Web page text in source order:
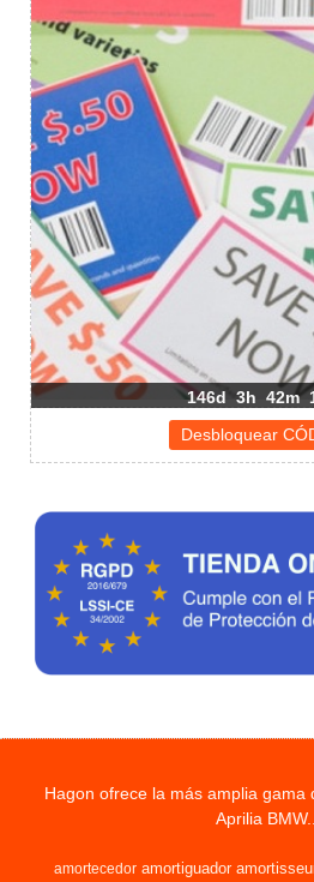
146d 3h 42m
Hagon ofrece la más amplia gama
Aprilia BMW...
amortecedor amortiguador